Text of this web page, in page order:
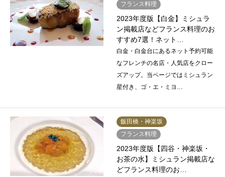
フランス料理
2023年度版【白金】ミシュラ
ン掲載店などフランス料理のお
すすめ7選！ネット…
白金・白金台にあるネット予約可能
なフレンチの名店・人気店をクロー
ズアップ。当ページではミシュラン
星付き、ゴ・エ・ミヨ…
飯田橋・神楽坂
フランス料理
2023年度版【四谷・神楽坂・
お茶の水】ミシュラン掲載店な
どフランス料理のお…